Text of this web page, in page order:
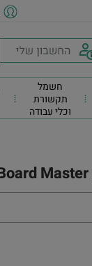
חשמל
תקשורת
וכלי עבודה